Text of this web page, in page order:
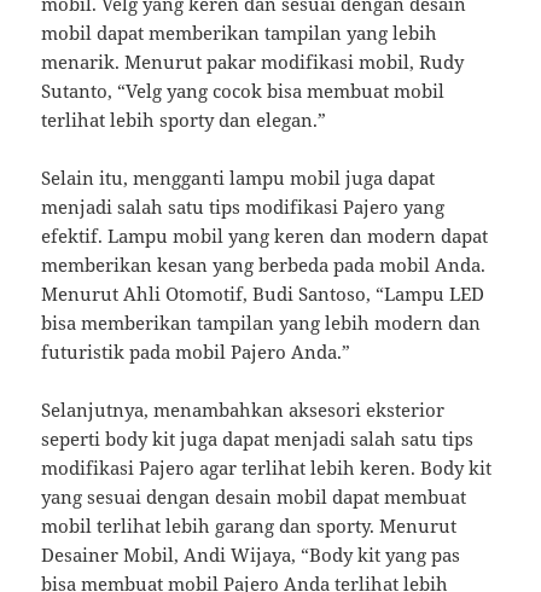
mobil dapat memberikan tampilan yang lebih
menarik. Menurut pakar modifikasi mobil, Rudy
Sutanto, “Velg yang cocok bisa membuat mobil
terlihat lebih sporty dan elegan.”
Selain itu, mengganti lampu mobil juga dapat
menjadi salah satu tips modifikasi Pajero yang
efektif. Lampu mobil yang keren dan modern dapat
memberikan kesan yang berbeda pada mobil Anda.
Menurut Ahli Otomotif, Budi Santoso, “Lampu LED
bisa memberikan tampilan yang lebih modern dan
futuristik pada mobil Pajero Anda.”
Selanjutnya, menambahkan aksesori eksterior
seperti body kit juga dapat menjadi salah satu tips
modifikasi Pajero agar terlihat lebih keren. Body kit
yang sesuai dengan desain mobil dapat membuat
mobil terlihat lebih garang dan sporty. Menurut
Desainer Mobil, Andi Wijaya, “Body kit yang pas
bisa membuat mobil Pajero Anda terlihat lebih